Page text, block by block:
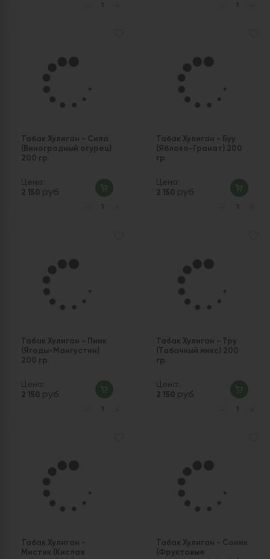
Табак Хулиган - Сила
(Виноградный огурец)
200 гр.
Цена:
2 150 руб
Табак Хулиган - Буу
(Яблоко-Гранат) 200
гр.
Цена:
2 150 руб
Табак Хулиган - Пинк
(Ягоды-Мангустин)
200 гр.
Цена:
2 150 руб
Табак Хулиган - Тру
(Табачный микс) 200
гр.
Цена:
2 150 руб
Табак Хулиган -
Мистик (Кислая
Табак Хулиган - Соник
(Фруктовые